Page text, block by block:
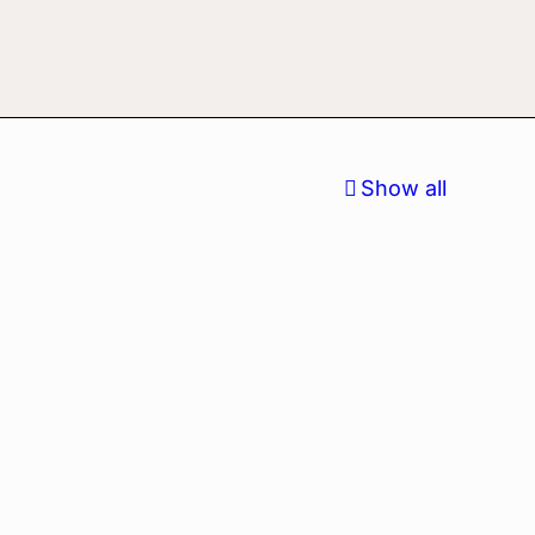
Show all